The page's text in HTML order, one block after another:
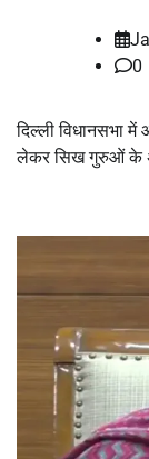
0
दिल्ली विधानसभा में
लेकर सिख गुरुओं के